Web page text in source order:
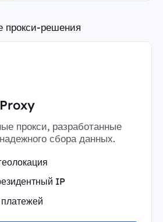
прокси-решения
прокси, разработанные
сбора данных.
IP